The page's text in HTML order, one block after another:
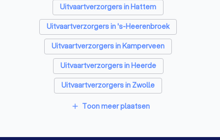
Uitvaartverzorgers in Hattem
Uitvaartverzorgers in 's-Heerenbroek
Uitvaartverzorgers in Kamperveen
Uitvaartverzorgers in Heerde
Uitvaartverzorgers in Zwolle
Uitvaartverzorgers in Elburg
add Toon meer plaatsen